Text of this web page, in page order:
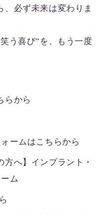
、必ず未来は変わりま
う喜び”を、もう一度
らから
ームはこちらから
方へ】インプラント・
ム